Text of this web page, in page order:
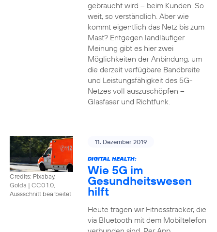
gebraucht wird – beim Kunden. So
weit, so verständlich. Aber wie
kommt eigentlich das Netz bis zum
Mast? Entgegen landläufiger
Meinung gibt es hier zwei
Möglichkeiten der Anbindung, um
die derzeit verfügbare Bandbreite
und Leistungsfähigkeit des 5G-
Netzes voll auszuschöpfen –
Glasfaser und Richtfunk.
Credits: Pixabay,
Golda | CC0 1.0,
Aussschnitt bearbeitet
11. Dezember 2019
DIGITAL HEALTH:
Wie 5G im
Gesundheitswesen
hilft
Heute tragen wir Fitnesstracker, die
via Bluetooth mit dem Mobiltelefon